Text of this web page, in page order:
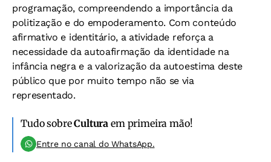
programação, compreendendo a importância da
politização e do empoderamento. Com conteúdo
afirmativo e identitário, a atividade reforça a
necessidade da autoafirmação da identidade na
infância negra e a valorização da autoestima deste
público que por muito tempo não se via
representado.
Tudo sobreCultura em primeira mão!
Entre no canal do WhatsApp.